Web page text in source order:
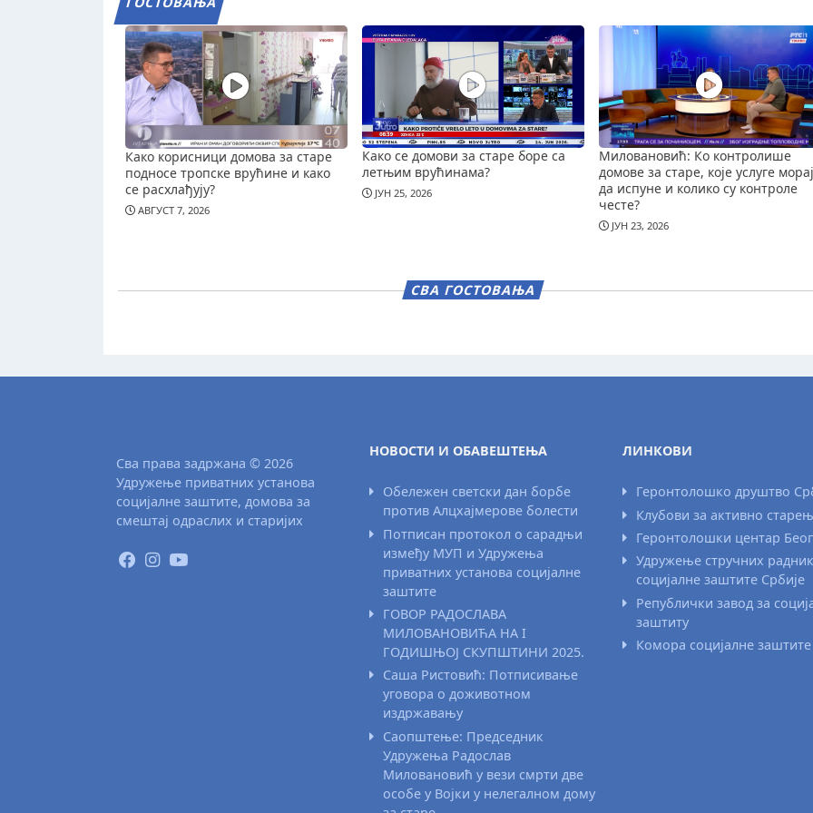
Како корисници домова за старе
подносе тропске врућине и како
се расхлађују?
АВГУСТ 7, 2026
Како се домови за старе боре са
летњим врућинама?
ЈУН 25, 2026
Миловановић: Ко контролише
домове за старе, које услуге
да испуне и колико су контроле
честе?
ЈУН 23, 2026
СВА ГОСТОВАЊА
Сва права задржана © 2026
Удружење приватних установа
социјалне заштите, домова за
смештај одраслих и старијих
НОВОСТИ И ОБАВЕШТЕЊА
Обележен светски дан борбе
против Алцхајмерове болести
Потписан протокол о сарадњи
између МУП и Удружења
приватних установа социјалне
заштите
ГОВОР РАДОСЛАВА
МИЛОВАНОВИЋА НА I
ГОДИШЊОЈ СКУПШТИНИ 2025.
Саша Ристовић: Потписивање
уговора о доживотном
издржавању
Саопштење: Председник
Удружења Радослав
Миловановић у вези смрти две
особе у Војки у нелегалном дому
ЛИНКОВИ
Геронтолошко друштво
Клубови за активно
Геронтолошки центар
Удружење стручних
социјалне заштите Србије
Републички завод за
заштиту
Комора социјалне заштите